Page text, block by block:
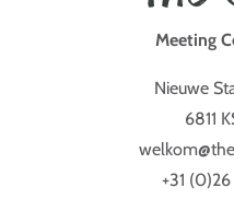
Meeting
Nieuwe
6811
+31